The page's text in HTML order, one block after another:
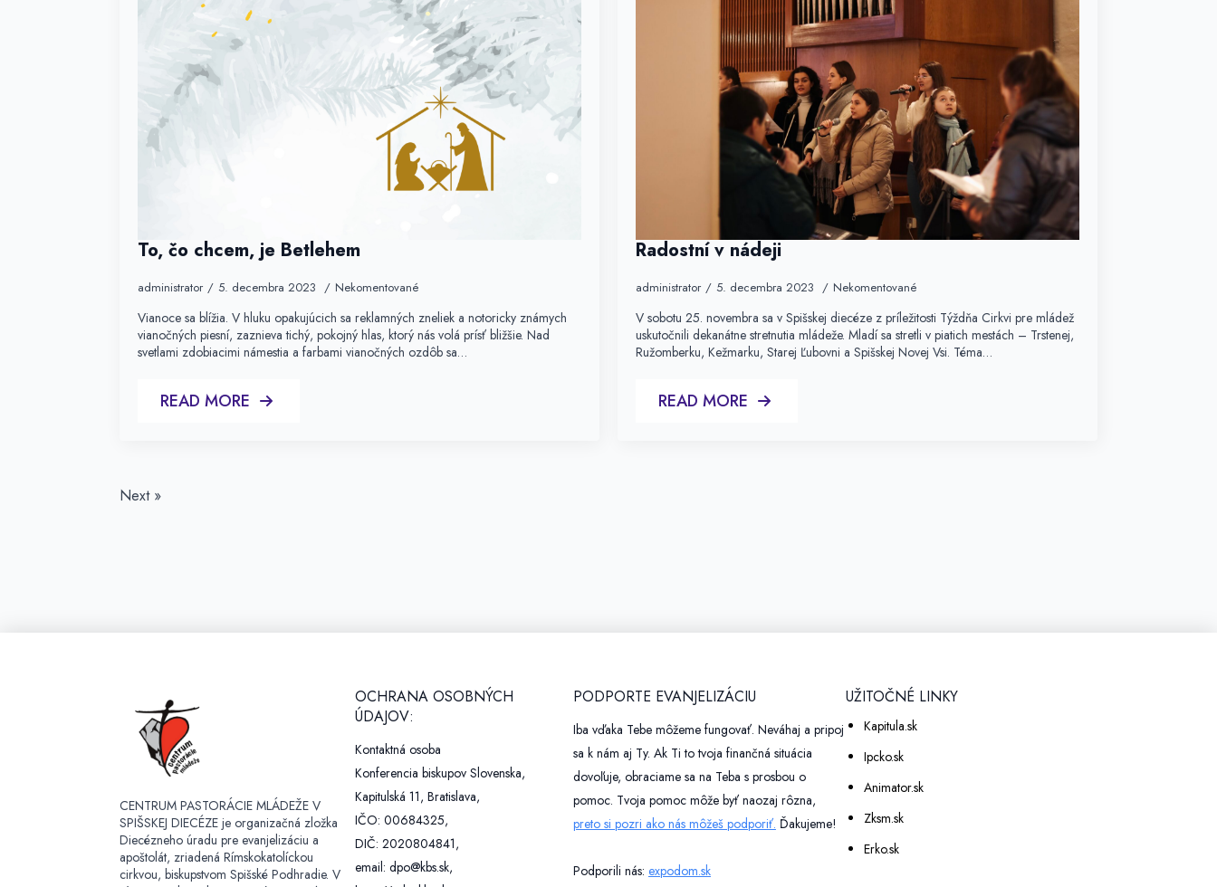
To, čo chcem, je Betlehem
administrator 5. decembra 2023 Nekomentované
Vianoce sa blížia. V hluku opakujúcich sa reklamných zneliek a notoricky známych
vianočných piesní, zaznieva tichý, pokojný hlas, ktorý nás volá prísť bližšie. Nad
svetlami zdobiacimi námestia a farbami vianočných ozdôb sa…
READ MORE
Radostní v nádeji
administrator 5. decembra 2023 Nekomentované
V sobotu 25. novembra sa v Spišskej diecéze z príležitosti Týždňa Cirkvi pre mládež
uskutočnili dekanátne stretnutia mládeže. Mladí sa stretli v piatich mestách – Trstenej,
Ružomberku, Kežmarku, Starej Ľubovni a Spišskej Novej Vsi. Téma…
READ MORE
Next »
CENTRUM PASTORÁCIE MLÁDEŽE V
SPIŠSKEJ DIECÉZE je organizačná zložka
Diecézneho úradu pre evanjelizáciu a
apoštolát, zriadená Rímskokatolíckou
cirkvou, biskupstvom Spišské Podhradie. V
OCHRANA OSOBNÝCH
ÚDAJOV:
Kontaktná osoba
Konferencia biskupov Slovenska,
Kapitulská 11, Bratislava,
IČO: 00684325,
DIČ: 2020804841,
email: dpo@kbs.sk,
PODPORTE EVANJELIZÁCIU
Iba vďaka Tebe môžeme fungovať. Neváhaj a pripoj
sa k nám aj Ty. Ak Ti to tvoja finančná situácia
dovoľuje, obraciame sa na Teba s prosbou o
pomoc. Tvoja pomoc môže byť naozaj rôzna,
preto si pozri ako nás môžeš podporiť. Ďakujeme!
Podporili nás: expodom.sk
UŽITOČNÉ LINKY
Kapitula.sk
Ipcko.sk
Animator.sk
Zksm.sk
Erko.sk